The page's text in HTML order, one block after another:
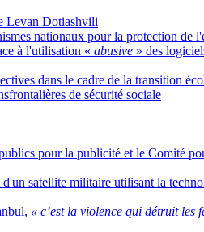
Levan Dotiashvili
nationaux pour la protection de
à l'utilisation « abusive » des
dans le cadre de la transition
de sécurité sociale
pour la publicité et le Comité
satellite militaire utilisant la
« c’est la violence qui détruit les